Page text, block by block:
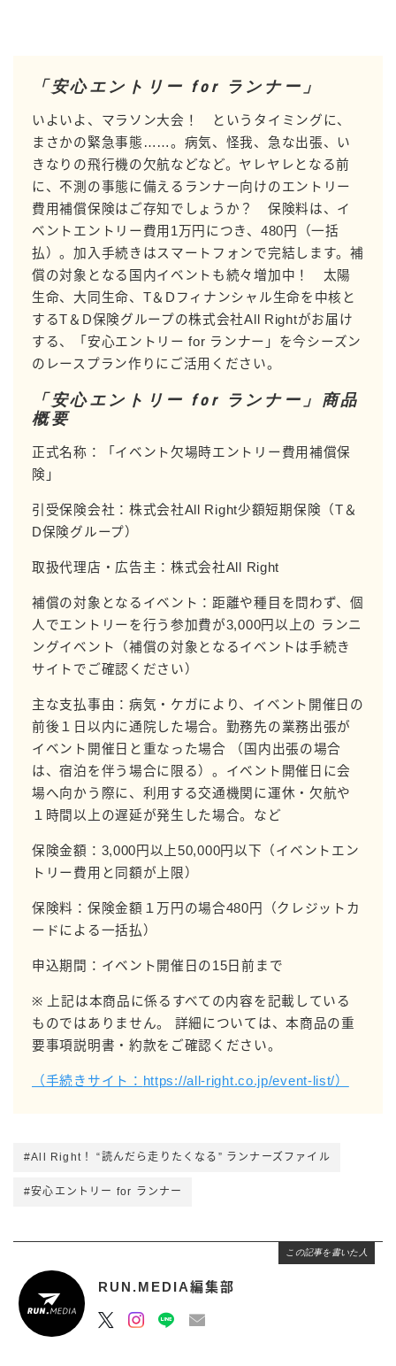
「安心エントリー for ランナー」
いよいよ、マラソン大会！ というタイミングに、
まさかの緊急事態……。病気、怪我、急な出張、い
きなりの飛行機の欠航などなど。ヤレヤレとなる前
に、不測の事態に備えるランナー向けのエントリー
費用補償保険はご存知でしょうか？ 保険料は、イ
ベントエントリー費用1万円につき、480円（一括
払）。加入手続きはスマートフォンで完結します。補
償の対象となる国内イベントも続々増加中！ 太陽
生命、大同生命、T＆Dフィナンシャル生命を中核と
するT＆D保険グループの株式会社All Rightがお届け
する、「安心エントリー for ランナー」を今シーズン
のレースプラン作りにご活用ください。
「安心エントリー for ランナー」商品
概要
正式名称：「イベント欠場時エントリー費用補償保
険」
引受保険会社：株式会社All Right少額短期保険（T＆
D保険グループ）
取扱代理店・広告主：株式会社All Right
補償の対象となるイベント：距離や種目を問わず、個
人でエントリーを行う参加費が3,000円以上の ランニ
ングイベント（補償の対象となるイベントは手続き
サイトでご確認ください）
主な支払事由：病気・ケガにより、イベント開催日の
前後１日以内に通院した場合。勤務先の業務出張が
イベント開催日と重なった場合 （国内出張の場合
は、宿泊を伴う場合に限る）。イベント開催日に会
場へ向かう際に、利用する交通機関に運休・欠航や
１時間以上の遅延が発生した場合。など
保険金額：3,000円以上50,000円以下（イベントエン
トリー費用と同額が上限）
保険料：保険金額１万円の場合480円（クレジットカ
ードによる一括払）
申込期間：イベント開催日の15日前まで
※ 上記は本商品に係るすべての内容を記載している
ものではありません。 詳細については、本商品の重
要事項説明書・約款をご確認ください。
（手続きサイト： https://all-right.co.jp/event-list/）
#All Right！ “読んだら走りたくなる” ランナーズファイル
#安心エントリー for ランナー
この記事を書いた人
RUN.MEDIA編集部